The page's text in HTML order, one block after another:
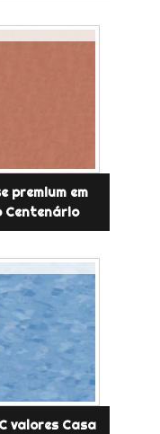
premium em
Centenário
valores Casa